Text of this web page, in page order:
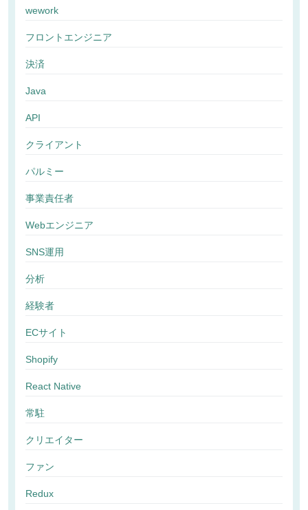
wework
フロントエンジニア
決済
Java
API
クライアント
パルミー
事業責任者
Webエンジニア
SNS運用
分析
経験者
ECサイト
Shopify
React Native
常駐
クリエイター
ファン
Redux